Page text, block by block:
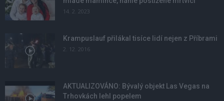
14. 2. 2023
Krampuslauf přilákal tisíce lidí nejen z Příbrami
2. 12. 2016
AKTUALIZOVÁNO: Bývalý objekt Las Vegas na
Trhovkách lehl popelem